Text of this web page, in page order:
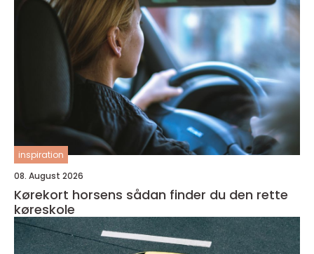
inspiration
08. August 2026
Kørekort horsens sådan finder du den rette
køreskole